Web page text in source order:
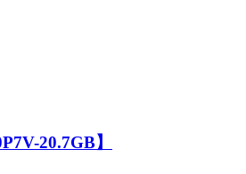
20.7GB】